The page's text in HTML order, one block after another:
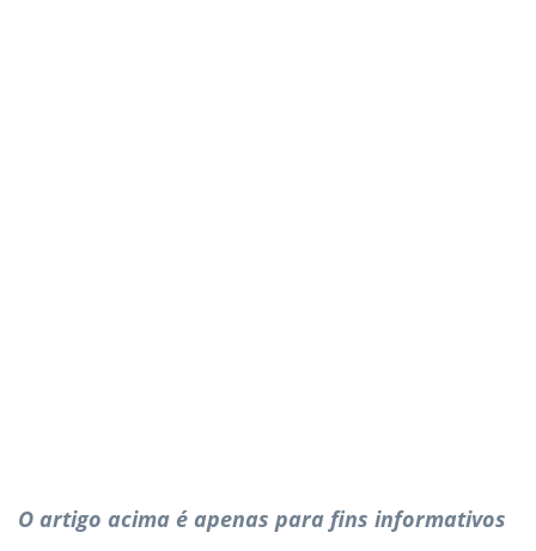
O artigo acima é apenas para fins informativos